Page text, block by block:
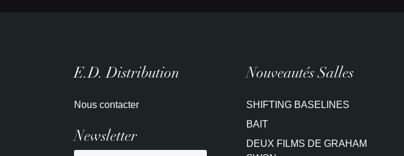
E.D. Distribution
Nous contacter
Newsletter
Nouveautés Salles
SHIFTING BASELINES
BAIT
DEUX FILMS DE GRAHAM